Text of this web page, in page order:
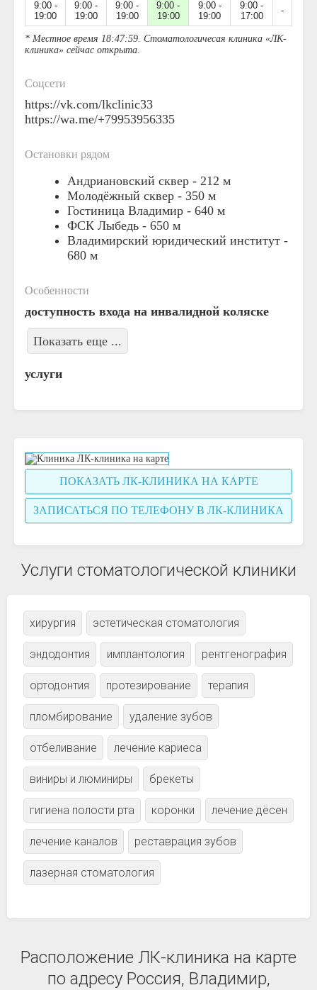
9:00 -
19:00
9:00 -
19:00
9:00 -
19:00
9:00 -
19:00
9:00 -
19:00
9:00 -
17:00
-
* Местное время 18:47:59. Стоматологичесая клиника «ЛК-
клиника» сейчас открыта.
Соцсети
https://vk.com/lkclinic33
https://wa.me/+79953956335
Остановки рядом
Андриановский сквер - 212 м
Молодёжный сквер - 350 м
Гостиница Владимир - 640 м
ФСК Лыбедь - 650 м
Владимирский юридический институт -
680 м
Особенности
доступность входа на инвалидной коляске
Показать еще ...
услуги
ПОКАЗАТЬ ЛК-КЛИНИКА НА КАРТЕ
ЗАПИСАТЬСЯ ПО ТЕЛЕФОНУ В ЛК-КЛИНИКА
Услуги стоматологической клиники
хирургия эстетическая стоматология
эндодонтия имплантология рентгенография
ортодонтия протезирование терапия
пломбирование удаление зубов
отбеливание лечение кариеса
виниры и люминиры брекеты
гигиена полости рта коронки лечение дёсен
лечение каналов реставрация зубов
лазерная стоматология
Расположение ЛК-клиника на карте
по адресу Россия, Владимир,